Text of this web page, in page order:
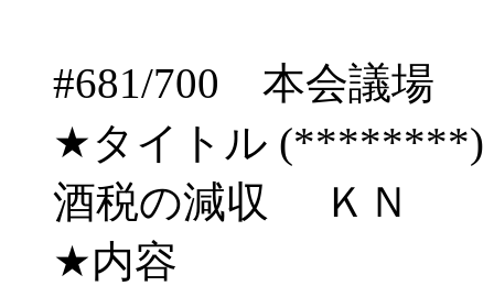
#681/700 本会議場
★タイトル (********)
酒税の減収 ＫＮ
★内容